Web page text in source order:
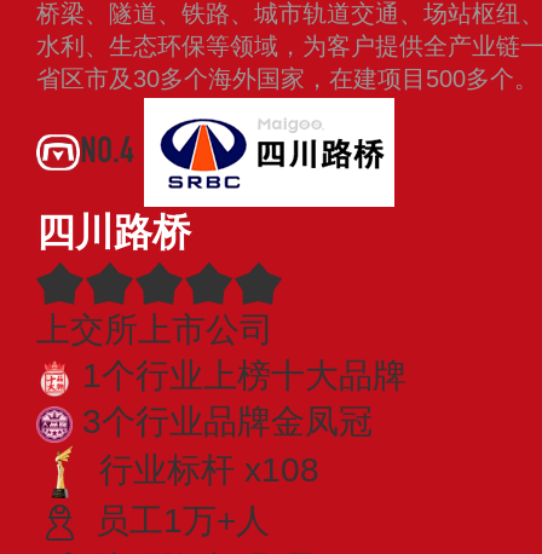
桥梁、隧道、铁路、城市轨道交通、场站枢纽
水利、生态环保等领域，为客户提供全产业链
省区市及30多个海外国家，在建项目500多个
NO.4
四川路桥
上交所上市公司
1个行业上榜十大品牌
3个行业品牌金凤冠
行业标杆 x108
员工1万+人